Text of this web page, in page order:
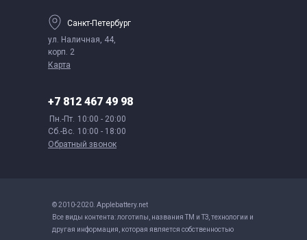
Санкт-Петербург
ул. Наличная, 44,
корп. 2
Карта
+7 812 467 49 98
Пн.-Пт. 10:00 - 20:00
Сб.-Вс. 10:00 - 18:00
Обратный звонок
© 2010-2020. Applebattery.net
Все виды контента: логотипы, названия ТМ и ТЗ, технологии и
другая информация, которая является собственностью